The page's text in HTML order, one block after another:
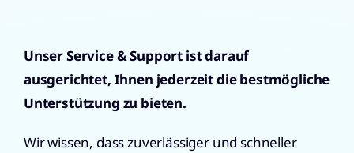
Unser Service & Support ist darauf
ausgerichtet, Ihnen jederzeit die bestmögliche
Unterstützung zu bieten.
Wir wissen, dass zuverlässiger und schneller